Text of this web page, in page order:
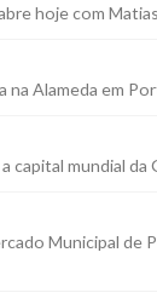
hoje com
na Alameda em
capital mundial da
Municipal de